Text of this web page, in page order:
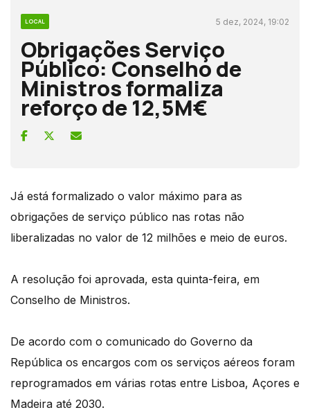
LOCAL 5 dez, 2024, 19:02
Obrigações Serviço
Público: Conselho de
Ministros formaliza
reforço de 12,5M€
Já está formalizado o valor máximo para as
obrigações de serviço público nas rotas não
liberalizadas no valor de 12 milhões e meio de euros.
A resolução foi aprovada, esta quinta-feira, em
Conselho de Ministros.
De acordo com o comunicado do Governo da
República os encargos com os serviços aéreos foram
reprogramados em várias rotas entre Lisboa, Açores e
Madeira até 2030.